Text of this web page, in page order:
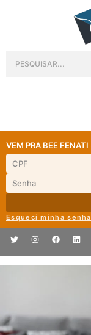
VEM PRA BEE FENATI
Esqueci minha senha